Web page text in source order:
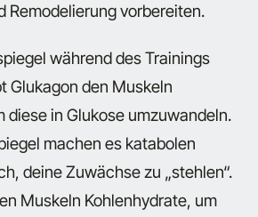
Remodelierung vorbereiten.
während des Trainings
Glukagon den Muskeln
diese in Glukose umzuwandeln.
machen es katabolen
deine Zuwächse zu „stehlen“.
Muskeln Kohlenhydrate, um